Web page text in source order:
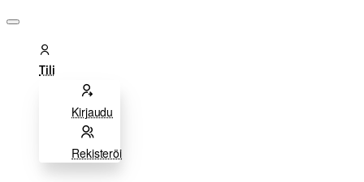
Tili
Kirjaudu
Rekisteröi